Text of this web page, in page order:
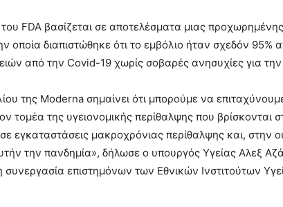
FDA βασίζεται σε αποτελέσματα μιας
οποία διαπιστώθηκε ότι το εμβόλιο ήταν σχεδόν 95%
από την Covid-19 χωρίς σοβαρές ανησυχίες για
της Moderna σημαίνει ότι μπορούμε να
τομέα της υγειονομικής περίθαλψης που βρίσκονται
εγκαταστάσεις μακροχρόνιας περίθαλψης και, στην
την πανδημία», δήλωσε ο υπουργός Υγείας Αλεξ
συνεργασία επιστημόνων των Εθνικών Ινστιτούτων